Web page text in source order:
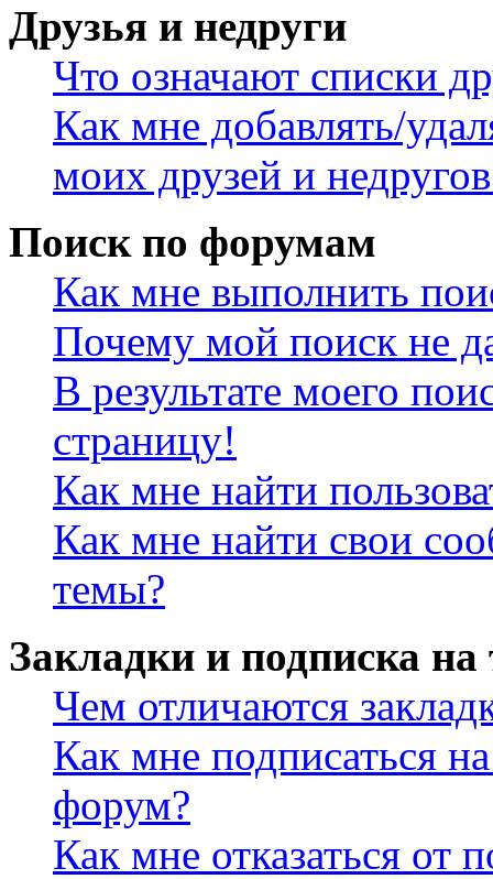
Друзья и недруги
Что означают списки
Как мне добавлять/
моих друзей и
Поиск по форумам
Как мне выполнить
Почему мой поиск не
В результате моего
страницу!
Как мне найти
Как мне найти свои
темы?
Закладки и подписка
Чем отличаются
Как мне подписаться
форум?
Как мне отказаться от